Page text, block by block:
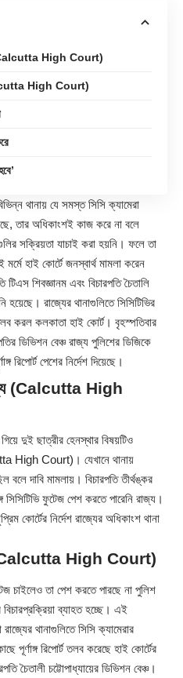
(Calcutta High Court)
High Court)
থানায় যে সমস্ত সিসি ক্যামেরা
তার অধিকাংশই কাজ করে না বলে
সক্রিয়তা যাচাই করা হয়নি। ফলে তা
হাই কোর্টে জনস্বার্থ মামলা করেন
শিবজ্ঞানম এবং বিচারপতি চৈতালি
হয়েছে। রাজ্যের থানাগুলিতে সিসিটিভির
করল কলকাতা হাই কোর্ট। বৃহস্পতিবার
ডিভিশন বেঞ্চ রাজ্য পুলিশের ডিজিকে
পেশের নির্দেশ দিয়েছে।
(Calcutta High
দুই ছাত্রীর হেনস্থার বিষয়টিও
High Court)। যেখানে থানায়
বলে দাবি মামলায়। বিচারপতি তীর্থঙ্কর
সিসিটিভি ফুটেজ পেশ করতে পারেনি রাজ্য।
কোর্টের নির্দেশ রাজ্যের অধিকাংশ থানা
(Calcutta High Court)
চাইলেও তা পেশ করতে পারছে না পুলিশ
ব্যাহত হচ্ছে। এই
থানাগুলিতে সিসি ক্যামেরার
পূর্ণাঙ্গ রিপোর্ট তলব করেছে হাই কোর্টের
চৈতালী চট্টোপাধ্যায়ের ডিভিশন বেঞ্চ।